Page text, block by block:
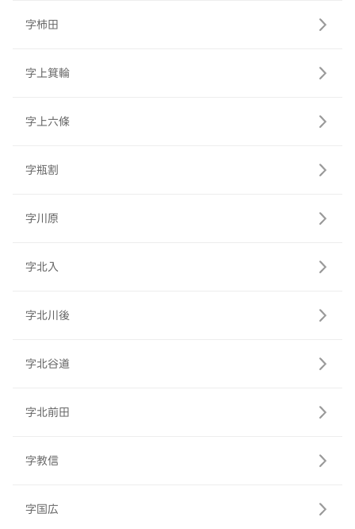
字柿田
字上箕輪
字上六條
字瓶割
字川原
字北入
字北川後
字北谷道
字北前田
字教信
字国広